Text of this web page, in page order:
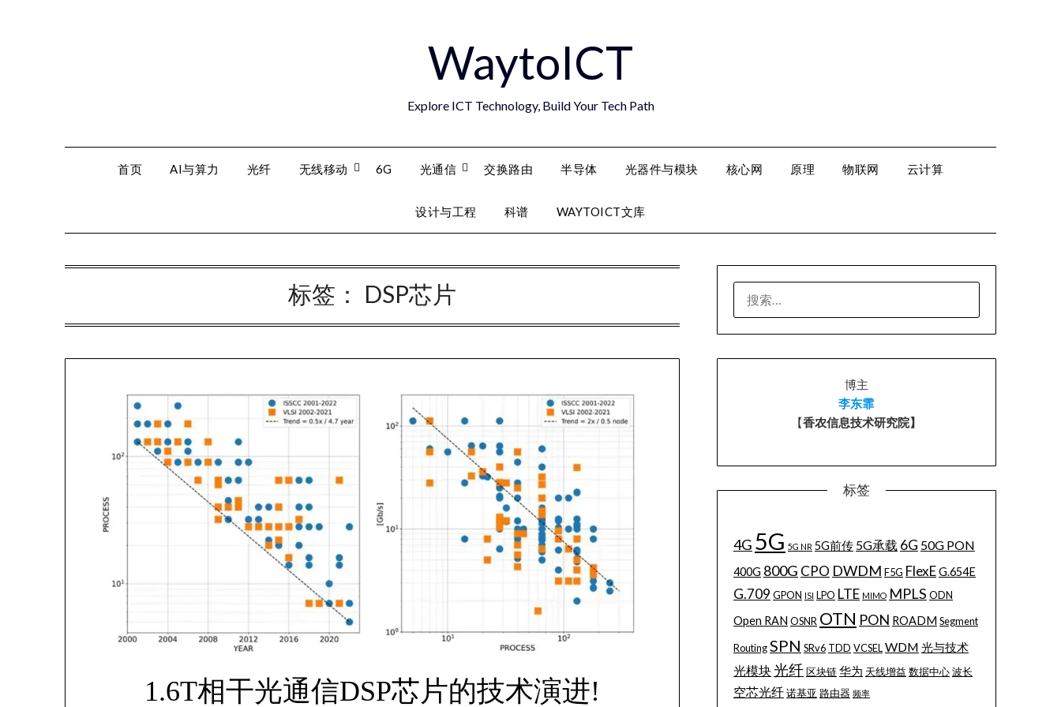
WaytoICT
Explore ICT Technology, Build Your Tech Path
首页 AI与算力 光纤 无线移动 6G 光通信 交换路由 半导体 光器件与模块 核心网 原理 物联网 云计算
设计与工程 科谱 WAYTOICT文库
标签： DSP芯片
1.6T相干光通信DSP芯片的技术演进!
索：
博主
李东霏
【香农信息技术研究院】
标签
4G 5G 5G NR 5G前传 5G承载 6G 50G PON
400G 800G CPO DWDM F5G FlexEG.654E
G.709 GPON ISI LPO LTE MIMO MPLS ODN
Open RAN OSNR OTN PON ROADM Segment
RoutingSPN SRv6 TDD VCSELWDM 光与技术
光模块光纤区块链华为 天线增益 数据中心波长
空芯光纤诺基亚 路由器 频率